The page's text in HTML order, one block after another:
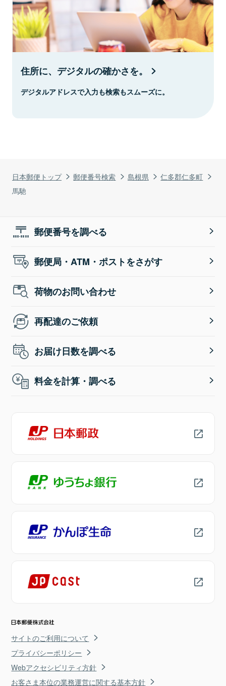
日本郵便トップ 郵便番号検索 島根県
仁多郡仁多町
馬馳
住所に、デジタルの確かさを。
デジタルアドレスで入力も検索もスムーズに。
郵便番号を調べる
郵便局・ATM・ポストをさがす
荷物のお問い合わせ
再配達のご依頼
お届け日数を調べる
料金を計算・調べる
サイトのご利用について
プライバシーポリシー
Webアクセシビリティ方針
お客さま本位の業務運営に関する基本方針